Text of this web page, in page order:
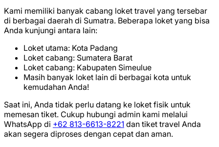
Kami memiliki banyak cabang loket travel yang tersebar
di berbagai daerah di Sumatra. Beberapa loket yang bisa
Anda kunjungi antara lain:
Loket utama: Kota Padang
Loket cabang: Sumatera Barat
Loket cabang: Kabupaten Simeulue
Masih banyak loket lain di berbagai kota untuk
kemudahan Anda!
Saat ini, Anda tidak perlu datang ke loket fisik untuk
memesan tiket. Cukup hubungi admin kami melalui
WhatsApp di +62 813-6613-8221 dan tiket travel Anda
akan segera diproses dengan cepat dan aman.